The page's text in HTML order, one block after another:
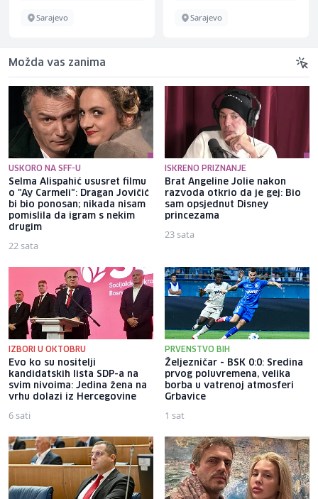
Sarajevo Sarajevo
Možda vas zanima
USKORO NA SFF-U
Selma Alispahić ususret filmu
o "Ay Carmeli": Dragan Jovičić
bi bio ponosan; nikada nisam
pomislila da igram s nekim
drugim
22 sata
ISKRENO PRIZNANJE
Brat Angeline Jolie nakon
razvoda otkrio da je gej: Bio
sam opsjednut Disney
princezama
23 sata
IZBORI U OKTOBRU
Evo ko su nositelji
kandidatskih lista SDP-a na
svim nivoima: Jedina žena na
vrhu dolazi iz Hercegovine
6 sati
PRVENSTVO BIH
Željezničar - BSK 0:0: Sredina
prvog poluvremena, velika
borba u vatrenoj atmosferi
Grbavice
1 sat